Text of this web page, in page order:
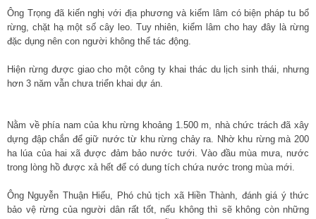
Ông Trọng đã kiến nghị với địa phương và kiểm lâm có biện pháp tu bổ
rừng, chặt hạ một số cây leo. Tuy nhiên, kiểm lâm cho hay đây là rừng
đặc dụng nên con người không thể tác động.
Hiện rừng được giao cho một công ty khai thác du lịch sinh thái, nhưng
hơn 3 năm vẫn chưa triển khai dự án.
Nằm về phía nam của khu rừng khoảng 1.500 m, nhà chức trách đã xây
dựng đập chắn để giữ nước từ khu rừng chảy ra. Nhờ khu rừng mà 200
ha lúa của hai xã được đảm bảo nước tưới. Vào đầu mùa mưa, nước
trong lòng hồ được xả hết để có dung tích chứa nước trong mùa mới.
Ông Nguyễn Thuận Hiếu, Phó chủ tịch xã Hiền Thành, đánh giá ý thức
bảo vệ rừng của người dân rất tốt, nếu không thì sẽ không còn những